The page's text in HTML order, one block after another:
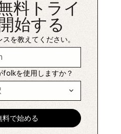
料トライ
始する
を教えてください。
folkを使用しますか？